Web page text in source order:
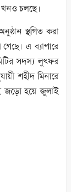
চলছে।
স্থগিত করা
এ ব্যাপারে
সদস্য লুৎফর
শহীদ মিনারে
জড়ো হয়ে জুলাই